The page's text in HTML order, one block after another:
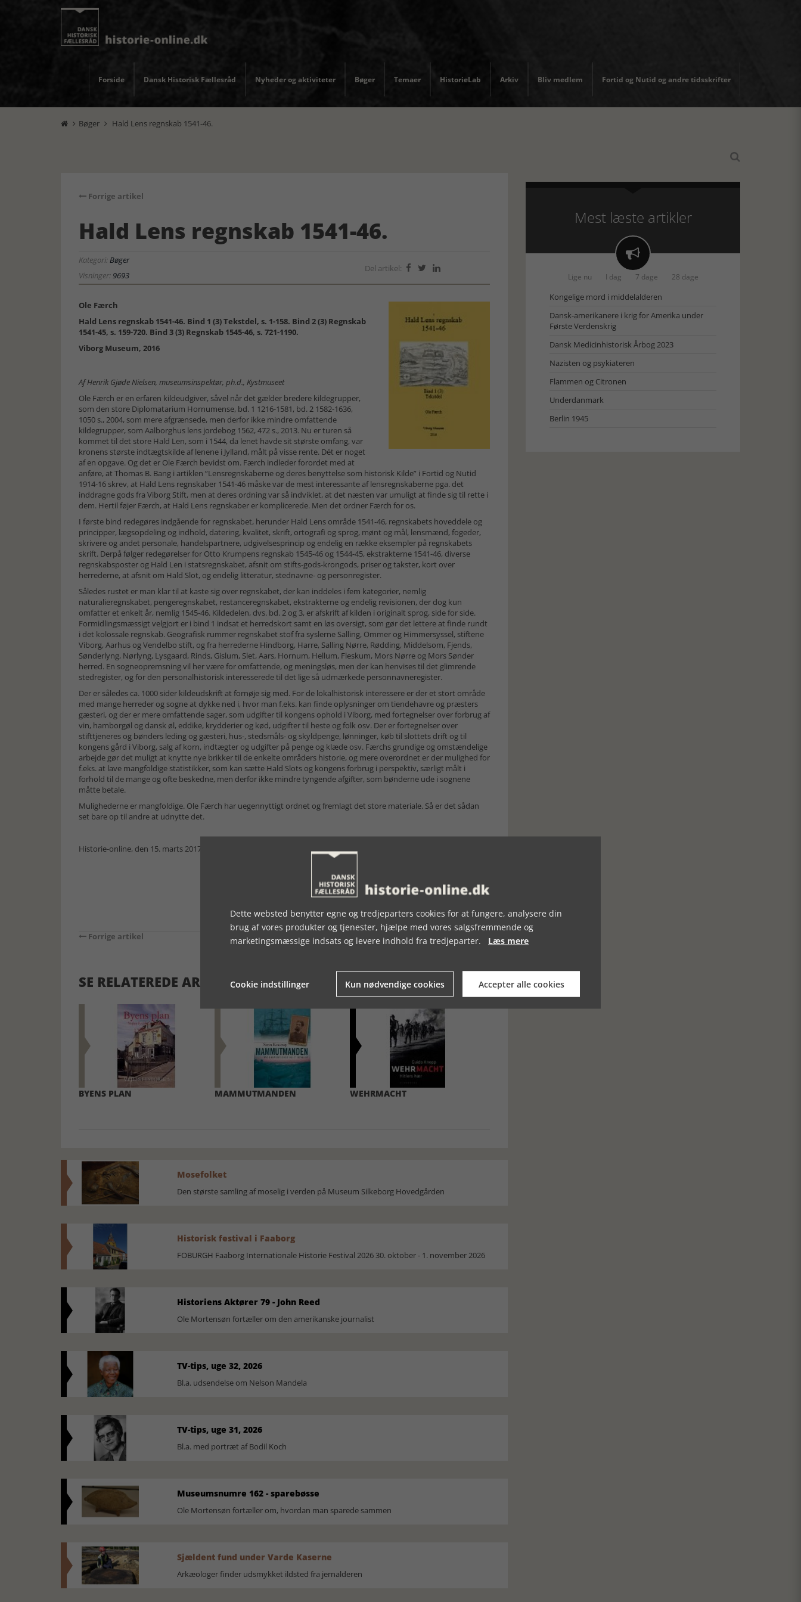
Forside Dansk Historisk Fællesråd Nyheder og aktiviteter Bøger Temaer HistorieLab Arkiv Bliv medlem Fortid og Nutid og andre tidsskrifter
 Bøger  Hald Lens regnskab 1541-46.

Forrige artikel
Hald Lens regnskab 1541-46.
Kategori:Bøger
Visninger:9693
Del artikel:   
Ole Færch
Hald Lens regnskab 1541-46. Bind 1 (3) Tekstdel, s. 1-158. Bind 2 (3) Regnskab
1541-45, s. 159-720. Bind 3 (3) Regnskab 1545-46, s. 721-1190.
Viborg Museum, 2016
Af Henrik Gjøde Nielsen, museumsinspektør, ph.d., Kystmuseet
Ole Færch er en erfaren kildeudgiver, såvel når det gælder bredere kildegrupper,
som den store Diplomatarium Hornumense, bd. 1 1216-1581, bd. 2 1582-1636,
1050 s., 2004, som mere afgrænsede, men derfor ikke mindre omfattende
kildegrupper, som Aalborghus lens jordebog 1562, 472 s., 2013. Nu er turen så
kommet til det store Hald Len, som i 1544, da lenet havde sit største omfang, var
kronens største indtægtskilde af lenene i Jylland, målt på visse rente. Dét er noget
af en opgave. Og det er Ole Færch bevidst om. Færch indleder forordet med at
anføre, at Thomas B. Bang i artiklen ”Lensregnskaberne og deres benyttelse som historisk Kilde” i Fortid og Nutid
1914-16 skrev, at Hald Lens regnskaber 1541-46 måske var de mest interessante af lensregnskaberne pga. det
inddragne gods fra Viborg Stift, men at deres ordning var så indviklet, at det næsten var umuligt at finde sig til rette i
dem. Hertil føjer Færch, at Hald Lens regnskaber er komplicerede. Men det ordner Færch for os.
I første bind redegøres indgående for regnskabet, herunder Hald Lens område 1541-46, regnskabets hoveddele og
principper, lægsopdeling og indhold, datering, kvalitet, skrift, ortografi og sprog, mønt og mål, lensmænd, fogeder,
skrivere og andet personale, handelspartnere, udgivelsesprincip og endelig en række eksempler på regnskabets
skrift. Derpå følger redegørelser for Otto Krumpens regnskab 1545-46 og 1544-45, ekstrakterne 1541-46, diverse
regnskabsposter og Hald Len i statsregnskabet, afsnit om stifts-gods-krongods, priser og takster, kort over
herrederne, at afsnit om Hald Slot, og endelig litteratur, stednavne- og personregister.
Således rustet er man klar til at kaste sig over regnskabet, der kan inddeles i fem kategorier, nemlig
naturalieregnskabet, pengeregnskabet, restanceregnskabet, ekstrakterne og endelig revisionen, der dog kun
omfatter et enkelt år, nemlig 1545-46. Kildedelen, dvs. bd. 2 og 3, er afskrift af kilden i originalt sprog, side for side.
Formidlingsmæssigt velgjort er i bind 1 indsat et herredskort samt en løs oversigt, som gør det lettere at finde rundt
i det kolossale regnskab. Geografisk rummer regnskabet stof fra syslerne Salling, Ommer og Himmersyssel, stiftene
Viborg, Aarhus og Vendelbo stift, og fra herrederne Hindborg, Harre, Salling Nørre, Rødding, Middelsom, Fjends,
Sønderlyng, Nørlyng, Lysgaard, Rinds, Gislum, Slet, Aars, Hornum, Hellum, Fleskum, Mors Nørre og Mors Sønder
herred. En sogneopremsning vil her være for omfattende, og meningsløs, men der kan henvises til det glimrende
stedregister, og for den personalhistorisk interesserede til det lige så udmærkede personnavneregister.
Der er således ca. 1000 sider kildeudskrift at fornøje sig med. For de lokalhistorisk interessere er der et stort område
med mange herreder og sogne at dykke ned i, hvor man f.eks. kan finde oplysninger om tiendehavre og præsters
gæsteri, og der er mere omfattende sager, som udgifter til kongens ophold i Viborg, med fortegnelser over forbrug af
vin, hamborgøl og dansk øl, eddike, krydderier og kød, udgifter til heste og folk osv. Der er fortegnelser over
stifttjeneres og bønders leding og gæsteri, hus-, stedsmåls- og skyldpenge, lønninger, køb til slottets drift og til
kongens gård i Viborg, salg af korn, indtægter og udgifter på penge og klæde osv. Færchs grundige og omstændelige
arbejde gør det muligt at knytte nye brikker til de enkelte områders historie, og mere overordnet er der mulighed for
f.eks. at lave mangfoldige statistikker, som kan sætte Hald Slots og kongens forbrug i perspektiv, særligt målt i
forhold til de mange og ofte beskedne, men derfor ikke mindre tyngende afgifter, som bønderne ude i sognene
måtte betale.
Mulighederne er mangfoldige. Ole Færch har uegennyttigt ordnet og fremlagt det store materiale. Så er det sådan
set bare op til andre at udnytte det.
Historie-online, den 15. marts 2017
Forrige artikel
SE RELATEREDE ARTIKLER
BYENS PLAN MAMMUTMANDEN WEHRMACHT
Mosefolket
Den største samling af moselig i verden på Museum Silkeborg Hovedgården
Historisk festival i Faaborg
FOBURGH Faaborg Internationale Historie Festival 2026 30. oktober - 1. november 2026
Historiens Aktører 79 - John Reed
Ole Mortensøn fortæller om den amerikanske journalist
TV-tips, uge 32, 2026
Bl.a. udsendelse om Nelson Mandela
TV-tips, uge 31, 2026
Bl.a. med portræt af Bodil Koch
Museumsnumre 162 - sparebøsse
Ole Mortensøn fortæller om, hvordan man sparede sammen
Sjældent fund under Varde Kaserne
Arkæologer finder udsmykket ildsted fra jernalderen
Mest læste artikler

Lige nu I dag 7 dage 28 dage
Kongelige mord i middelalderen
Dansk-amerikanere i krig for Amerika under
Første Verdenskrig
Dansk Medicinhistorisk Årbog 2023
Nazisten og psykiateren
Flammen og Citronen
Underdanmark
Berlin 1945
Dette websted benytter egne og tredjeparters cookies for at fungere, analysere din
brug af vores produkter og tjenester, hjælpe med vores salgsfremmende og
marketingsmæssige indsats og levere indhold fra tredjeparter. Læs mere
Cookie indstillinger Kun nødvendige cookies Accepter alle cookies